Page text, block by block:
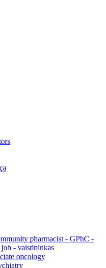
pharmacist - GPhC -
- vaistininkas
oncology